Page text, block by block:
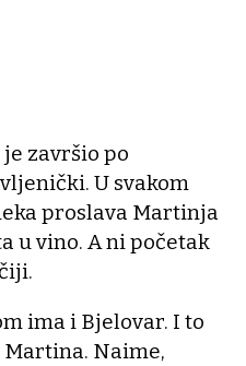
je završio po
U svakom
proslava Martinja
u vino. A ni početak
ima i Bjelovar. I to
Martina. Naime,